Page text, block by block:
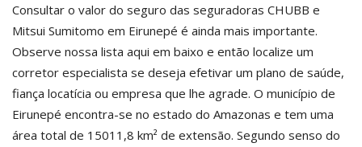
Consultar o valor do seguro das seguradoras CHUBB e
Mitsui Sumitomo em Eirunepé é ainda mais importante.
Observe nossa lista aqui em baixo e então localize um
corretor especialista se deseja efetivar um plano de saúde,
fiança locatícia ou empresa que lhe agrade. O município de
Eirunepé encontra-se no estado do Amazonas e tem uma
área total de 15011,8 km² de extensão. Segundo senso do